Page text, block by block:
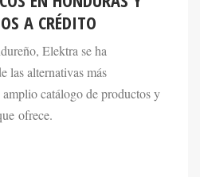
Elektra se ha
las alternativas más
catálogo de productos y
ofrece.